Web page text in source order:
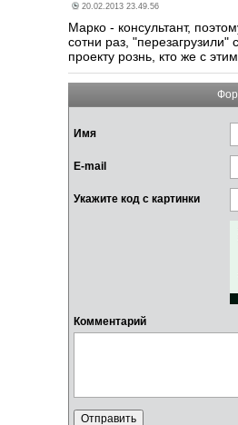
20.02.2013 23.49.56
Марко - консультант,
сотни раз, "перезагрузили"
проекту рознь, кто же с
Имя
E-mail
Укажите код с картинки
Комментарий